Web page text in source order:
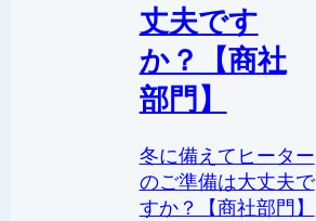
丈夫です
か？【商社
部門】
冬に備えてヒーター
のご準備は大丈夫で
すか？【商社部門】